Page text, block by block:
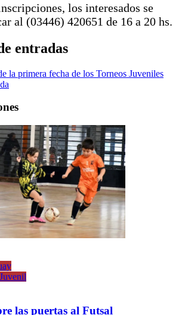
los interesados se
al (03446) 420651 de 16 a 20 hs.
entradas
la primera fecha de los Torneos Juveniles
las puertas al Futsal